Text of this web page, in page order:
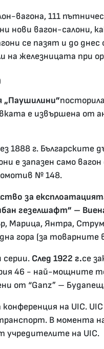
111
нови вагон-салони,
се пазят и до
железницата при
„Паушилини”
е извършена от
г. Българските
е запазен само
№ 148.
за
гезелшафт” –
Марица, Янтра,
гора (за товарните
След 1922 г.се
46 - най-мощните
от “Ganz” –
на UIC.
В момента
учредителите на UIC.